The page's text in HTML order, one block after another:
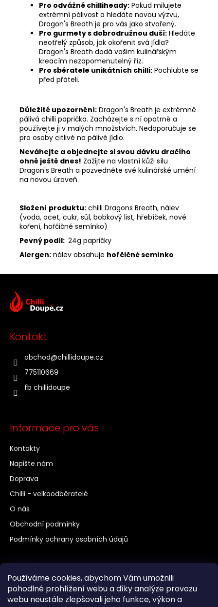
Používáme cookies, abychom Vám umožnili
pohodlné prohlížení webu a díky analýze provozu
webu neustále zlepšovali jeho funkce, výkon a
Pro odvážné chilliheady: Pokud milujete
extrémní pálivost a hledáte novou výzvu,
Dragon's Breath je pro vás jako stvořený.
Pro gurmety s dobrodružnou duší: Hledáte
neotřelý způsob, jak okořenit svá jídla?
Dragon's Breath dodá vašim kulinářským
kreacím nezapomenutelný říz.
Pro sběratele unikátních chilli: Pochlubte se
před přáteli.
Důležité upozornění: Dragon's Breath je extrémně
pálivá chilli paprička. Zacházejte s ní opatrně a
používejte ji v malých množstvích. Nedoporučuje se
pro osoby citlivé na pálivé jídlo.
Neváhejte a objednejte si svou dávku dračího
ohně ještě dnes! Zažijte na vlastní kůži sílu
Dragon's Breath a pozvedněte své kulinářské umění
na novou úroveň.
Složení produktu: chilli Dragons Breath, nálev
(voda, ocet, cukr, sůl, bobkový list, hřebíček, nové
koření, hořčičné semínko)
Pevný podíl: 24g papričky
Alergen: nálev obsahuje hořčičné semínko
Kontakt
obchod@chillidoupe.cz
775110669
fb chillidoupe
Informace pro vás
Kontakty
Napište nám
Doprava
Chilli - velkoodběratelé
O nás
Obchodní podmínky
Podmínky ochrany osobních údajů
Další odkazy
Chilli a pěstování
Vaření